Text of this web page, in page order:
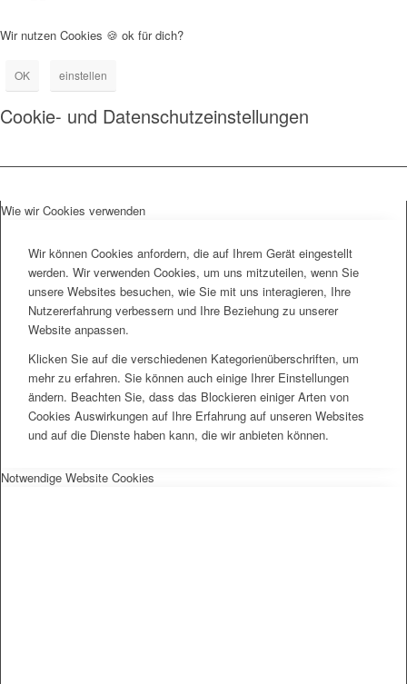
Wir nutzen Cookies 🍪 ok für dich?
OK einstellen
Cookie- und Datenschutzeinstellungen
Wie wir Cookies verwenden
Wir können Cookies anfordern, die auf Ihrem Gerät eingestellt
werden. Wir verwenden Cookies, um uns mitzuteilen, wenn Sie
unsere Websites besuchen, wie Sie mit uns interagieren, Ihre
Nutzererfahrung verbessern und Ihre Beziehung zu unserer
Website anpassen.
Klicken Sie auf die verschiedenen Kategorienüberschriften, um
mehr zu erfahren. Sie können auch einige Ihrer Einstellungen
ändern. Beachten Sie, dass das Blockieren einiger Arten von
Cookies Auswirkungen auf Ihre Erfahrung auf unseren Websites
und auf die Dienste haben kann, die wir anbieten können.
Notwendige Website Cookies